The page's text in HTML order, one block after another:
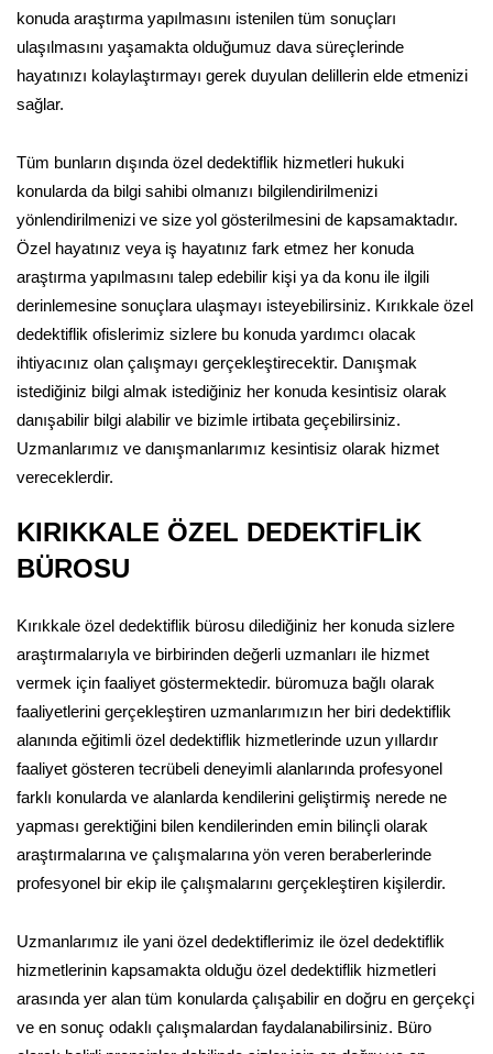
konuda araştırma yapılmasını istenilen tüm sonuçları
ulaşılmasını yaşamakta olduğumuz dava süreçlerinde
hayatınızı kolaylaştırmayı gerek duyulan delillerin elde etmenizi
sağlar.
Tüm bunların dışında özel dedektiflik hizmetleri hukuki
konularda da bilgi sahibi olmanızı bilgilendirilmenizi
yönlendirilmenizi ve size yol gösterilmesini de kapsamaktadır.
Özel hayatınız veya iş hayatınız fark etmez her konuda
araştırma yapılmasını talep edebilir kişi ya da konu ile ilgili
derinlemesine sonuçlara ulaşmayı isteyebilirsiniz. Kırıkkale özel
dedektiflik ofislerimiz sizlere bu konuda yardımcı olacak
ihtiyacınız olan çalışmayı gerçekleştirecektir. Danışmak
istediğiniz bilgi almak istediğiniz her konuda kesintisiz olarak
danışabilir bilgi alabilir ve bizimle irtibata geçebilirsiniz.
Uzmanlarımız ve danışmanlarımız kesintisiz olarak hizmet
vereceklerdir.
KIRIKKALE ÖZEL DEDEKTİFLİK
BÜROSU
Kırıkkale özel dedektiflik bürosu dilediğiniz her konuda sizlere
araştırmalarıyla ve birbirinden değerli uzmanları ile hizmet
vermek için faaliyet göstermektedir. büromuza bağlı olarak
faaliyetlerini gerçekleştiren uzmanlarımızın her biri dedektiflik
alanında eğitimli özel dedektiflik hizmetlerinde uzun yıllardır
faaliyet gösteren tecrübeli deneyimli alanlarında profesyonel
farklı konularda ve alanlarda kendilerini geliştirmiş nerede ne
yapması gerektiğini bilen kendilerinden emin bilinçli olarak
araştırmalarına ve çalışmalarına yön veren beraberlerinde
profesyonel bir ekip ile çalışmalarını gerçekleştiren kişilerdir.
Uzmanlarımız ile yani özel dedektiflerimiz ile özel dedektiflik
hizmetlerinin kapsamakta olduğu özel dedektiflik hizmetleri
arasında yer alan tüm konularda çalışabilir en doğru en gerçekçi
ve en sonuç odaklı çalışmalardan faydalanabilirsiniz. Büro